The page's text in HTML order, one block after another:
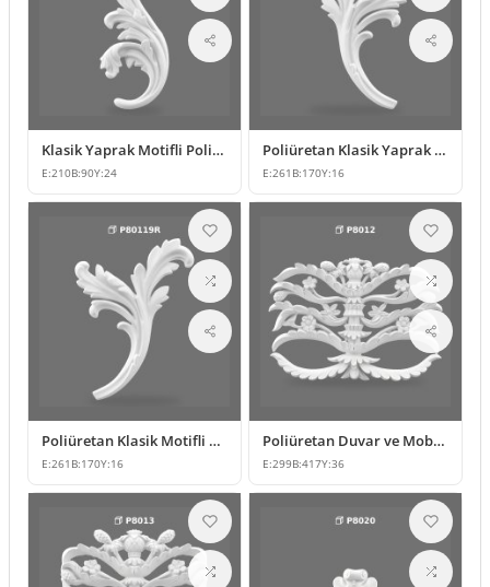
Klasik Yaprak Motifli Poliüretan Duvar ve Mobilya Süsleme
E:210B:90Y:24
Poliüretan Klasik Yaprak Motifli Dekoratif Süsleme Modeli
E:261 B:170Y:16
Poliüretan Klasik Motifli Duvar ve Mobilya Süsleme Modeli
E:261 B:170Y:16
Poliüretan Duvar ve Mobilya Süsleme Modeli
E:299B:417Y:36